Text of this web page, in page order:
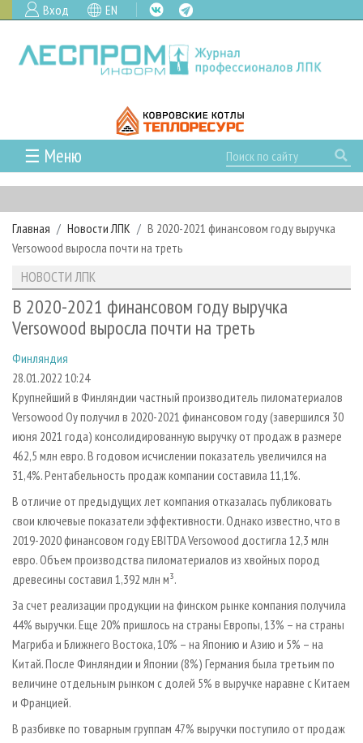
Вход EN
☰ Меню
ГЛАВНАЯ
РУБРИКИ И ТЕМЫ
РУБРИКИ ЖУРНАЛА
ЛЕСОЗАГОТОВКА
ЛЕСОПИЛЕНИЕ
СУШКА ДРЕВЕСИНЫ
ПРОИЗВОДСТВО ДРЕВЕСНЫХ ПЛИТ
ДЕРЕВЯННОЕ ДОМОСТРОЕНИЕ
ПРОИЗВОДСТВО МЕБЕЛИ
БИОЭНЕРГЕТИКА
ЦБП
ИНСТРУМЕНТ И МАТЕРИАЛЫ
НОВОСТИ
НОВОСТИ ЛПК
НОВОСТИ ЖУРНАЛА
ПРОЕКТЫ ЛПИ
АНАЛИТИКА
ПРЕДПРИЯТИЯ ЛПК
ПЕРСОНЫ
МОБИЛЬНЫЕ ВЫСТАВКИ
ОФИЦИАЛЬНЫЕ ДЕЛЕГАЦИИ
ПРИОРИТЕТНЫЕ ИНВЕСТПРОЕКТЫ
RUSSIAN FORESTRY REVIEW
ГАЗЕТА ЛЕСПРОМФОРУМ
БИБЛИОТЕКА СПЕЦИАЛИСТА
АРХИВ
АРХИВ ЖУРНАЛОВ
О ЖУРНАЛЕ
КОНТАКТЫ
РЕКЛАМОДАТЕЛЯМ
РЕКЛАМА
РЕКЛАМА НА САЙТЕ
Главная Новости ЛПК
В 2020-2021 финансовом году выручка
Versowood выросла почти на треть
НОВОСТИ ЛПК
В 2020-2021 финансовом году выручка
Versowood выросла почти на треть
Финляндия
28.01.2022 10:24
Крупнейший в Финляндии частный производитель пиломатериалов
Versowood Oy получил в 2020-2021 финансовом году (завершился 30
июня 2021 года) консолидированную выручку от продаж в размере
462,5 млн евро. В годовом исчислении показатель увеличился на
31,4%. Рентабельность продаж компании составила 11,1%.
В отличие от предыдущих лет компания отказалась публиковать
свои ключевые показатели эффективности. Однако известно, что в
2019-2020 финансовом году EBITDA Versowood достигла 12,3 млн
евро. Объем производства пиломатериалов из хвойных пород
древесины составил 1,392 млн м³.
За счет реализации продукции на финском рынке компания получила
44% выручки. Еще 20% пришлось на страны Европы, 13% – на страны
Магриба и Ближнего Востока, 10% – на Японию и Азию и 5% – на
Китай. После Финляндии и Японии (8%) Германия была третьим по
величине отдельным рынком с долей 5% в выручке наравне с Китаем
и Францией.
В разбивке по товарным группам 47% выручки поступило от продаж